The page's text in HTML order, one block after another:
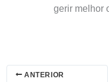
gerir melhor
ANTERIOR